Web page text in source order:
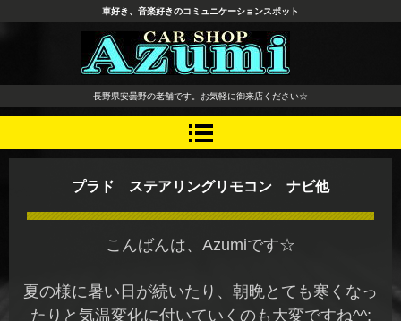
長野県 安曇野市 タイヤ ホ
イール デッドニング カーオ
ーディオ レカロシート
車好き、音楽好きのコミュニケーションスポット
長野県安曇野の老舗です。お気軽に御来店ください☆
プラド ステアリングリモコン ナビ他
こんばんは、Azumiです☆
夏の様に暑い日が続いたり、朝晩とても寒くなっ
たりと気温変化に付いていくのも大変ですね^^;